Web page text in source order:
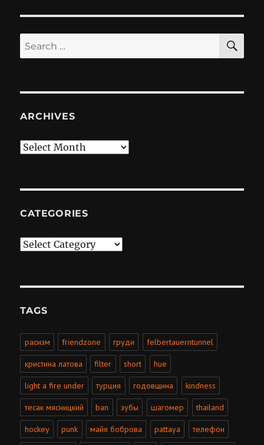
Search
for:
ARCHIVES
Archives
CATEGORIES
Categories
TAGS
расизм friendzone груди felbertauerntunnel
кристина латова filter short hue
light a fire under турция годовщина kindness
тесак мясницкий ban зубы шагомер thailand
hockey punk майя боброва pattaya телефон